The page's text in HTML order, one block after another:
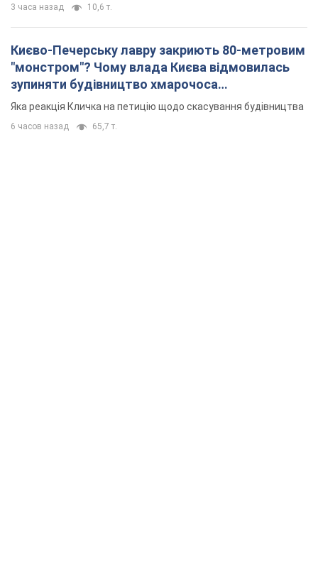
3 часа назад 10,6 т.
Києво-Печерську лавру закриють 80-метровим
"монстром"? Чому влада Києва відмовилась
зупиняти будівництво хмарочоса
"московського вірянина"
Яка реакція Кличка на петицію щодо скасування будівництва
6 часов назад 65,7 т.